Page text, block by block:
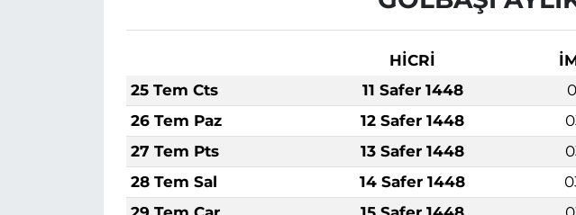
HİCRİ
25 Tem Cts
11 Safer 1448
26 Tem Paz
12 Safer 1448
27 Tem Pts
13 Safer 1448
28 Tem Sal
14 Safer 1448